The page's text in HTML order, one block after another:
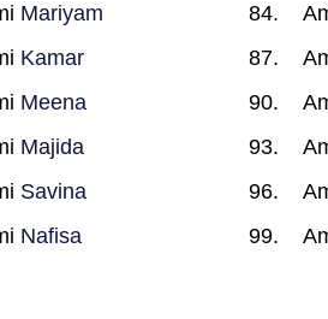
Mariyam
Kamar
Meena
Majida
Savina
Nafisa